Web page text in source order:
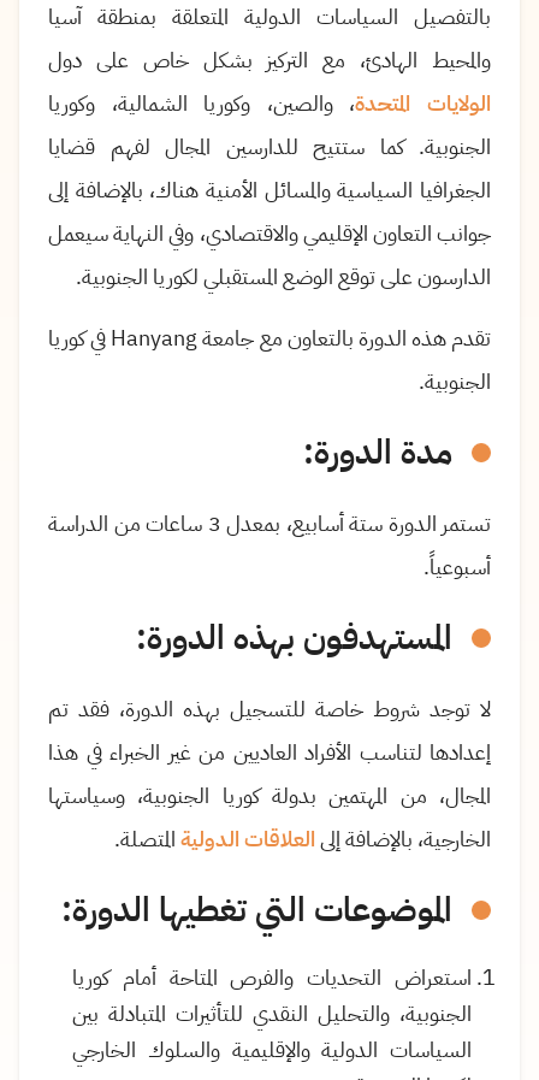
بالتفصيل السياسات الدولية المتعلقة بمنطقة آسيا
والمحيط الهادئ، مع التركيز بشكل خاص على دول
الولايات المتحدة، والصين، وكوريا الشمالية، وكوريا
الجنوبية. كما ستتيح للدارسين المجال لفهم قضايا
الجغرافيا السياسية والمسائل الأمنية هناك، بالإضافة إلى
جوانب التعاون الإقليمي والاقتصادي، وفي النهاية سيعمل
الدارسون على توقع الوضع المستقبلي لكوريا الجنوبية.
تقدم هذه الدورة بالتعاون مع جامعةHanyangفي كوريا
الجنوبية.
مدة الدورة:
تستمر الدورة ستة أسابيع، بمعدل 3 ساعات من الدراسة
أسبوعياً.
المستهدفون بهذه الدورة:
لا توجد شروط خاصة للتسجيل بهذه الدورة، فقد تم
إعدادها لتناسب الأفراد العاديين من غير الخبراء في هذا
المجال، من المهتمين بدولة كوريا الجنوبية، وسياستها
الخارجية، بالإضافة إلىالعلاقات الدوليةالمتصلة.
الموضوعات التي تغطيها الدورة:
استعراض التحديات والفرص المتاحة أمام كوريا
الجنوبية، والتحليل النقدي للتأثيرات المتبادلة بين
السياسات الدولية والإقليمية والسلوك الخارجي